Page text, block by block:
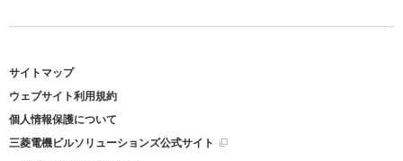
サイトマップ
ウェブサイト利用規約
個人情報保護について
三菱電機ビルソリューションズ公式サイト